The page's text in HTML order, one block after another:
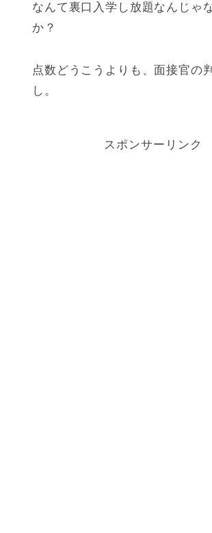
なんて裏口入学し放題なんじゃ
か？
点数どうこうよりも、面接官の
し。
スポンサーリンク